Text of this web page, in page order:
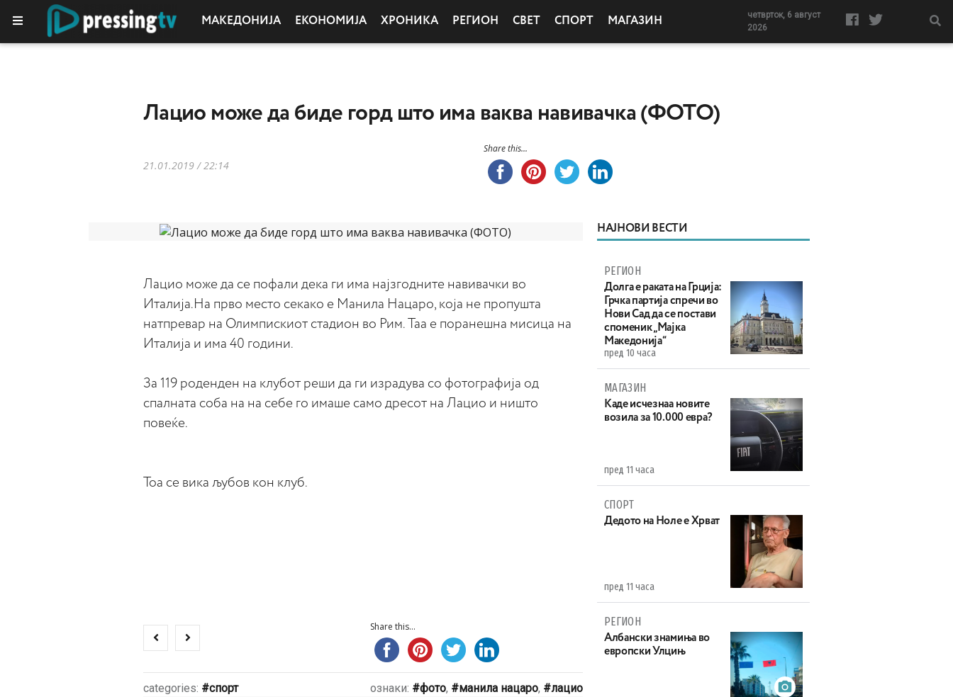
МАКЕДОНИЈА ЕКОНОМИЈА ХРОНИКА РЕГИОН СВЕТ СПОРТ МАГАЗИН
четврток, 6 август
2026
Лацио може да биде горд што има ваква навивачка (ФОТО)
21.01.2019 / 22:14
Share this...
Лацио може да се пофали дека ги има најзгодните навивачки во
Италија.На прво место секако е Манила Нацаро, која не пропушта
натпревар на Олимпискиот стадион во Рим. Таа е поранешна мисица на
Италија и има 40 години.
За 119 роденден на клубот реши да ги израдува со фотографија од
спалната соба на на себе го имаше само дресот на Лацио и ништо
повеќе.
Тоа се вика љубов кон клуб.
Share this...
categories: спорт ознаки: фото, манила нацаро, лацио
НАЈНОВИ ВЕСТИ
РЕГИОН
Долга е раката на Грција:
Грчка партија спречи во
Нови Сад да се постави
споменик „Мајка
Македонија“
пред 10 часа
МАГАЗИН
Каде исчезнаа новите
возила за 10.000 евра?
пред 11 часа
СПОРТ
Дедото на Ноле е Хрват
пред 11 часа
РЕГИОН
Aлбански знамиња во
европски Улцињ